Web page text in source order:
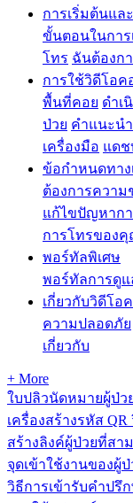
การเริ่มต้นแล
ขั้นตอนในการ
โทร ฉันต้องก
การใช้วิดีโอค
พื้นที่คอย ดำเ
ป่วย คำแนะน
เครื่องมือ แด
ข้อกำหนดทา
ต้องการความ
แก้ไขปัญหาก
การโทรของ
พอร์ทัลพิเศษ
พอร์ทัลการดู
เกี่ยวกับวิดีโอ
ความปลอดภัย
เกี่ยวกับ
+ More
ใบปลิวนัดหมายผู้ป่ว
เครื่องสร้างรหัส
สร้างลิงค์ผู้ป่วยที่สา
จุดเข้าใช้งานของผู้
วิธีการเข้ารับคำปรึ